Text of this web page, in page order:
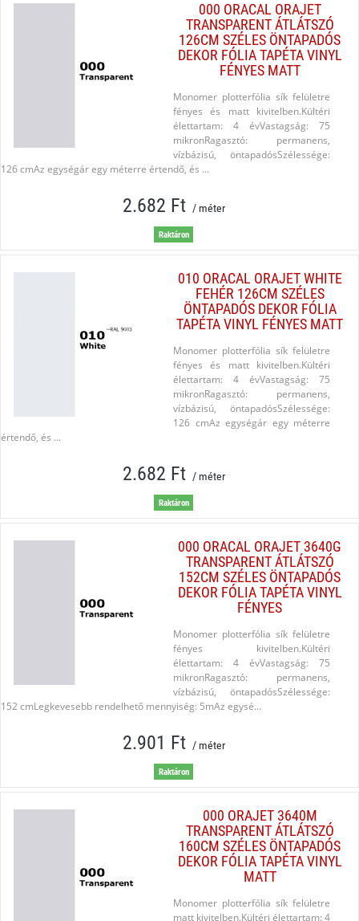
000 ORACAL ORAJET
TRANSPARENT ÁTLÁTSZÓ
126CM SZÉLES ÖNTAPADÓS
DEKOR FÓLIA TAPÉTA VINYL
FÉNYES MATT
Monomer plotterfólia sík felületre
fényes és matt kivitelben.Kültéri
élettartam: 4 évVastagság: 75
mikronRagasztó: permanens,
vízbázisú, öntapadósSzélessége:
126 cmAz egységár egy méterre értendő, és ...
2.682 Ft / méter
Raktáron
010 ORACAL ORAJET WHITE
FEHÉR 126CM SZÉLES
ÖNTAPADÓS DEKOR FÓLIA
TAPÉTA VINYL FÉNYES MATT
Monomer plotterfólia sík felületre
fényes és matt kivitelben.Kültéri
élettartam: 4 évVastagság: 75
mikronRagasztó: permanens,
vízbázisú, öntapadósSzélessége:
126 cmAz egységár egy méterre
értendő, és ...
2.682 Ft / méter
Raktáron
000 ORACAL ORAJET 3640G
TRANSPARENT ÁTLÁTSZÓ
152CM SZÉLES ÖNTAPADÓS
DEKOR FÓLIA TAPÉTA VINYL
FÉNYES
Monomer plotterfólia sík felületre
fényes kivitelben.Kültéri
élettartam: 4 évVastagság: 75
mikronRagasztó: permanens,
vízbázisú, öntapadósSzélessége:
152 cmLegkevesebb rendelhető mennyiség: 5mAz egysé...
2.901 Ft / méter
Raktáron
000 ORAJET 3640M
TRANSPARENT ÁTLÁTSZÓ
160CM SZÉLES ÖNTAPADÓS
DEKOR FÓLIA TAPÉTA VINYL
MATT
Monomer plotterfólia sík felületre
matt kivitelben.Kültéri élettartam: 4